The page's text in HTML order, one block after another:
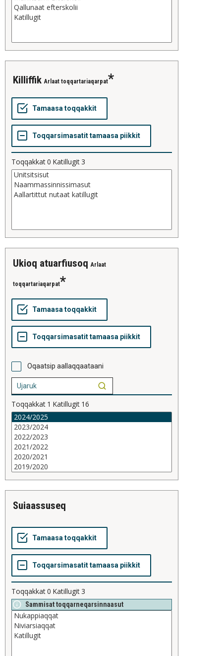
killiffik Arlaat toqqartariaqarpat
Toqqakkat0 Katillugit3
ukioq atuarfiusoq Arlaat
toqqartariaqarpat
Oqaatsip aallaqqaataani
Toqqakkat 1 Katillugit 16
suiaassuseq
Toqqakkat0 Katillugit3
Sammisat toqqarneqarsinnaasut